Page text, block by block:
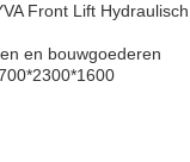
Front Lift
en bouwgoederen